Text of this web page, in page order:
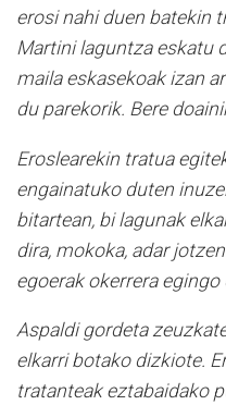
erosi nahi duen batekin
Martini laguntza eskatu
maila eskasekoak izan
du parekorik. Bere
Eroslearekin tratua
engainatuko duten
bitartean, bi lagunak
dira, mokoka, adar
egoerak okerrera egingo
Aspaldi gordeta
elkarri botako dizkiote.
tratanteak eztabaidako